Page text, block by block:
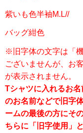
紫いも色半袖M.L//
バッグ紺色
※旧字体の文字は「
ございませんが、お
が表示されません。
Tシャツに入れるお
のお名前などで旧字
ームの最後の方にそ
ちらに「旧字使用」